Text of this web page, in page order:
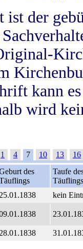
ist der
kann
wird
1 4 7 10 13
16
des
Taufe
Täuflings
25.01.1838 kein
28.01.1838